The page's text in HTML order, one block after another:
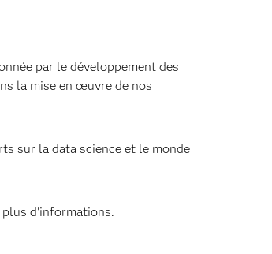
par le développement des
la mise en œuvre de nos
sur la data science et le monde
d'informations.